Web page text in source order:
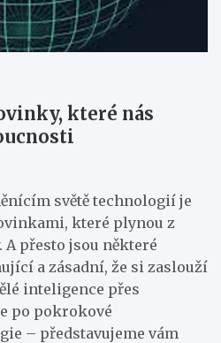
které nás
světě technologií je
které plynou z
přesto jsou některé
a zásadní, že si zaslouží
inteligence přes
po pokrokové
– představujeme vám